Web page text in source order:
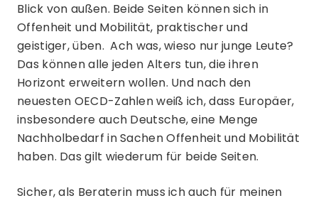
Blick von außen. Beide Seiten können sich in
Offenheit und Mobilität, praktischer und
geistiger, üben. Ach was, wieso nur junge Leute?
Das können alle jeden Alters tun, die ihren
Horizont erweitern wollen. Und nach den
neuesten OECD-Zahlen weiß ich, dass Europäer,
insbesondere auch Deutsche, eine Menge
Nachholbedarf in Sachen Offenheit und Mobilität
haben. Das gilt wiederum für beide Seiten.
Sicher, als Beraterin muss ich auch für meinen